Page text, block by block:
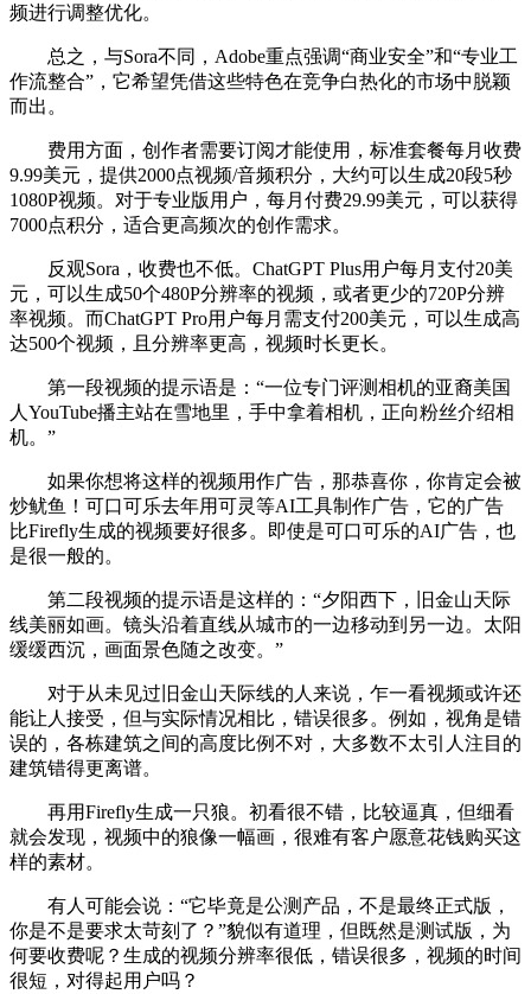
频进行调整优化。
总之，与Sora不同，Adobe重点强调“商业安全”和“专业工
作流整合”，它希望凭借这些特色在竞争白热化的市场中脱颖
而出。
费用方面，创作者需要订阅才能使用，标准套餐每月收费
9.99美元，提供2000点视频/音频积分，大约可以生成20段5秒
1080P视频。对于专业版用户，每月付费29.99美元，可以获得
7000点积分，适合更高频次的创作需求。
反观Sora，收费也不低。ChatGPT Plus用户每月支付20美
元，可以生成50个480P分辨率的视频，或者更少的720P分辨
率视频。而ChatGPT Pro用户每月需支付200美元，可以生成高
达500个视频，且分辨率更高，视频时长更长。
第一段视频的提示语是：“一位专门评测相机的亚裔美国
人YouTube播主站在雪地里，手中拿着相机，正向粉丝介绍相
机。”
如果你想将这样的视频用作广告，那恭喜你，你肯定会被
炒鱿鱼！可口可乐去年用可灵等AI工具制作广告，它的广告
比Firefly生成的视频要好很多。即使是可口可乐的AI广告，也
是很一般的。
第二段视频的提示语是这样的：“夕阳西下，旧金山天际
线美丽如画。镜头沿着直线从城市的一边移动到另一边。太阳
缓缓西沉，画面景色随之改变。”
对于从未见过旧金山天际线的人来说，乍一看视频或许还
能让人接受，但与实际情况相比，错误很多。例如，视角是错
误的，各栋建筑之间的高度比例不对，大多数不太引人注目的
建筑错得更离谱。
再用Firefly生成一只狼。初看很不错，比较逼真，但细看
就会发现，视频中的狼像一幅画，很难有客户愿意花钱购买这
样的素材。
有人可能会说：“它毕竟是公测产品，不是最终正式版，
你是不是要求太苛刻了？”貌似有道理，但既然是测试版，为
何要收费呢？生成的视频分辨率很低，错误很多，视频的时间
很短，对得起用户吗？